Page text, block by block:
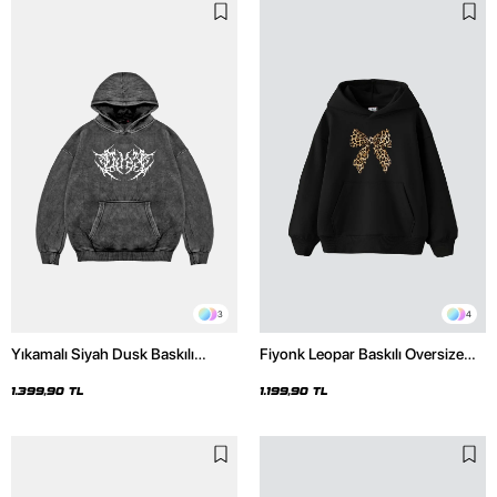
3
Yıkamalı Siyah Dusk Baskılı
1.399,90 TL
4
Fiyonk Leopar Baskılı Oversize
1.199,90 TL